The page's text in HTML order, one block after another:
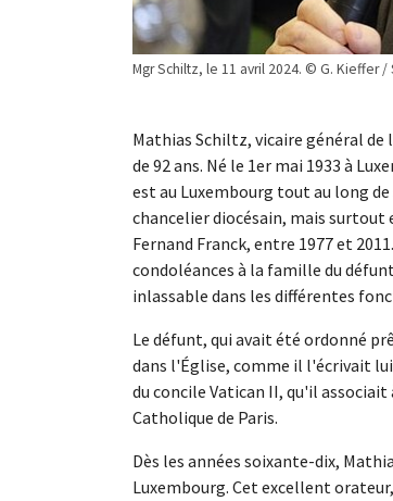
Mgr Schiltz, le 11 avril 2024. © G. Kieffer /
Mathias Schiltz, vicaire général
de 92 ans. Né le 1er mai 1933 à
est au Luxembourg tout au long
chancelier diocésain, mais surtout
Fernand Franck, entre 1977 et
condoléances à la famille du
inlassable dans les différentes
Le défunt, qui avait été ordonné
dans l'Église, comme il l'écrivait
du concile Vatican II, qu'il
Catholique de Paris.
Dès les années soixante-dix,
Luxembourg. Cet excellent